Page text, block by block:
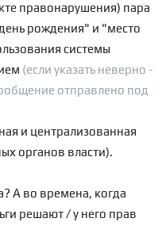
правонарушения) пара
рождения" и "место
системы
(если указать неверно -
отправлено под
и централизованная
органов власти).
А во времена, когда
решают / у него прав